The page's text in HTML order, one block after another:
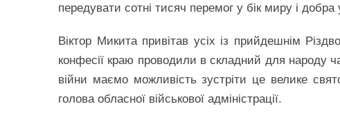
передувати сотні тисяч перемог у бік миру і добра
Віктор Микита привітав усіх із прийдешнім
конфесії краю проводили в складний для народу
війни маємо можливість зустріти це велике
голова обласної військової адміністрації.